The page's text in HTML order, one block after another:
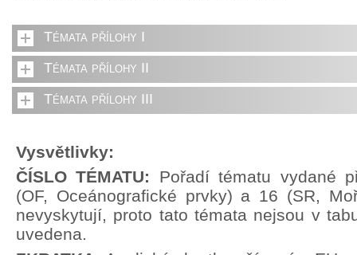
Témata přílohy I
Témata přílohy II
Témata přílohy III
Vysvětlivky:
ČÍSLO TÉMATU: Pořadí tématu vydané
(OF, Oceánografické prvky) a 16 (SR,
nevyskytují, proto tato témata nejsou v
uvedena.